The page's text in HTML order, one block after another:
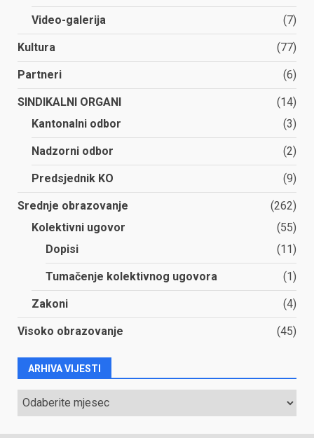
Video-galerija (7)
Kultura (77)
Partneri (6)
SINDIKALNI ORGANI
(14)
Kantonalni odbor
(3)
Nadzorni odbor (2)
Predsjednik KO (9)
Srednje obrazovanje
(262)
Kolektivni ugovor
(55)
Dopisi
(11)
Tumačenje kolektivnog ugovora (1)
Zakoni (4)
Visoko obrazovanje (45)
ARHIVA VIJESTI
ARHIVA
VIJESTI